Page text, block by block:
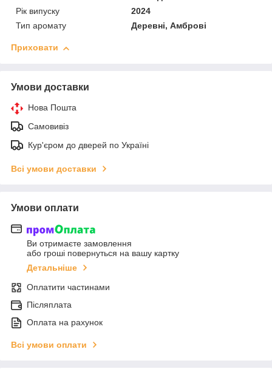
Рік випуску
2024
Тип аромату
Деревні, Амброві
Приховати
Умови доставки
Нова Пошта
Самовивіз
Кур'єром до дверей по Україні
Всі умови доставки
Умови оплати
Ви отримаєте замовлення
або гроші повернуться на вашу картку
Детальніше
Оплатити частинами
Післяплата
Оплата на рахунок
Всі умови оплати